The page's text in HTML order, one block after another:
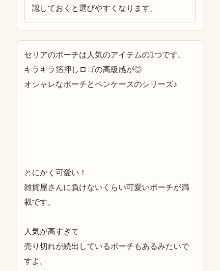
認しておくと選びやすくなります。
セリアのポーチは人気のアイテムの1つです。
キラキラ箔押しロゴの高級感が◎
オシャレなポーチとペンケースのシリーズ♪
とにかく可愛い！
雑貨屋さんに負けないくらい可愛いポーチが満
載です。
人気が高すぎて
売り切れが続出しているポーチもあるみたいで
すよ。